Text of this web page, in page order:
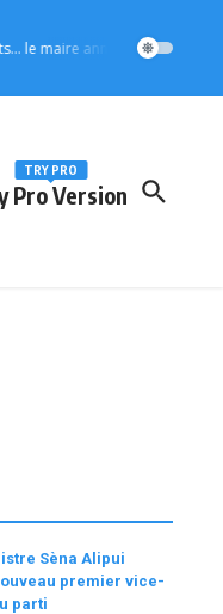
maire annonce des mesures
Pro Version
TRY PRO
Sèna Alipui
premier vice-
parti